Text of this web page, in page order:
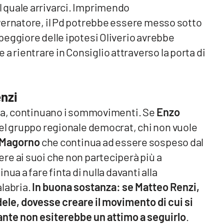
arrivarci. Imprimendo
il Pd potrebbe essere messo sotto
delle ipotesi Oliverio avrebbe
a rientrare in Consiglio attraverso la porta di
continuano i sommovimenti. SeEnzo
gruppo regionale democrat, chi non vuole
che continua ad essere sospeso dal
ai suoi che non parteciperà più a
a fare finta di nulla davanti alla
In buona sostanza: se Matteo Renzi,
dovesse creare il movimento di cui si
non esiterebbe un attimo a seguirlo